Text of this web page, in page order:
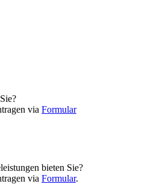
via Formular
bieten Sie?
via Formular.